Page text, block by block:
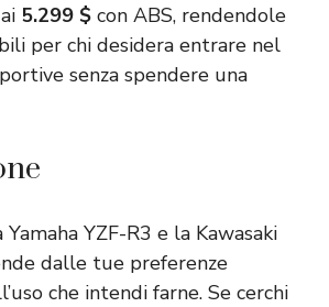
5.299 $ con ABS, rendendole
per chi desidera entrare nel
senza spendere una
YZF-R3 e la Kawasaki
dalle tue preferenze
che intendi farne. Se cerchi